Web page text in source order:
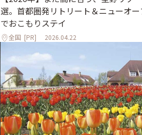
選。首都圏発リトリート＆ニューオ
でおこもりステイ
全国 [PR] 2026.04.22